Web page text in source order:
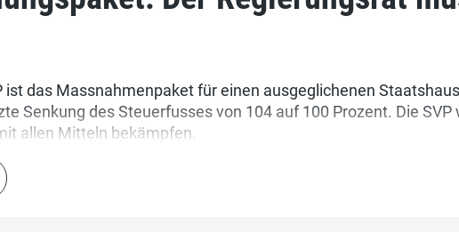
ist das Massnahmenpaket für einen ausgeglichenen
Senkung des Steuerfusses von 104 auf 100 Prozent. Die
allen Mitteln bekämpfen.